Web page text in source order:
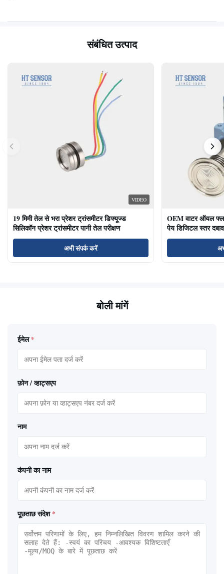
संबंधित उत्पाद
VIDEO
19 मिमी तेल से भरा प्रेशर ट्रांसमीटर डिफ्यूज्ड
सिलिकॉन प्रेशर ट्रांसमीटर पानी तेल परीक्षण
अभी संपर्क करें
OEM वाटर ऑयल
पेय डिजिटल स्तर
बोली मांगें
ईमेल *
फ़ोन / व्हाट्सएप
नाम
कंपनी का नाम
पूछताछ संदेश *